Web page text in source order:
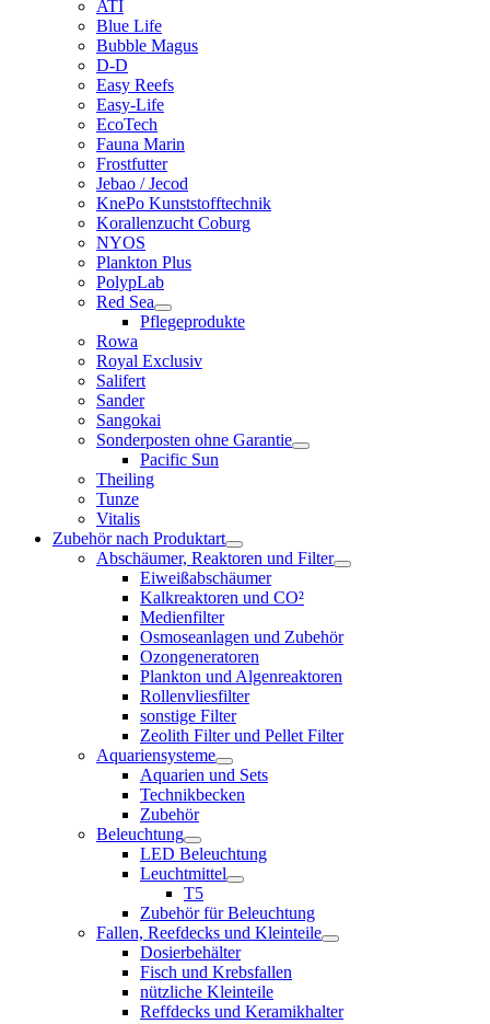
ATI
Blue Life
Bubble Magus
D-D
Easy Reefs
Easy-Life
EcoTech
Fauna Marin
Frostfutter
Jebao / Jecod
KnePo Kunststofftechnik
Korallenzucht Coburg
NYOS
Plankton Plus
PolypLab
Red Sea
Pflegeprodukte
Rowa
Royal Exclusiv
Salifert
Sander
Sangokai
Sonderposten ohne Garantie
Pacific Sun
Theiling
Tunze
Vitalis
Zubehör nach Produktart
Abschäumer, Reaktoren und Filter
Eiweißabschäumer
Kalkreaktoren und CO²
Medienfilter
Osmoseanlagen und Zubehör
Ozongeneratoren
Plankton und Algenreaktoren
Rollenvliesfilter
sonstige Filter
Zeolith Filter und Pellet Filter
Aquariensysteme
Aquarien und Sets
Technikbecken
Zubehör
Beleuchtung
LED Beleuchtung
Leuchtmittel
T5
Zubehör für Beleuchtung
Fallen, Reefdecks und Kleinteile
Dosierbehälter
Fisch und Krebsfallen
nützliche Kleinteile
Reffdecks und Keramikhalter